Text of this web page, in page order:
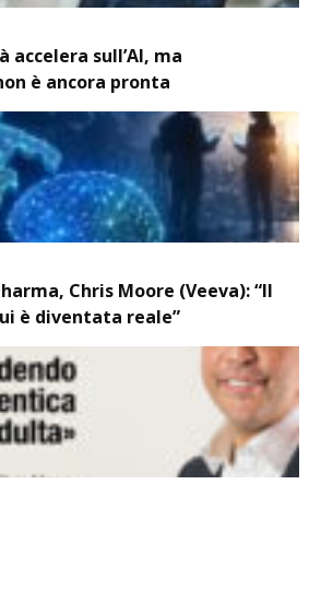
accelera sull’AI, ma
è ancora pronta
Chris Moore (Veeva): “Il
è diventata reale”